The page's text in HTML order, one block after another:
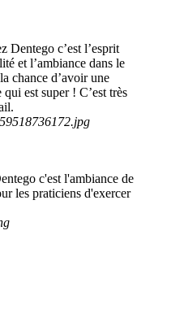
Dentego c’est l’esprit
et l’ambiance dans le
chance d’avoir une
est super ! C’est très
c'est l'ambiance de
les praticiens d'exercer